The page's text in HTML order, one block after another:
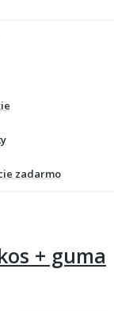
zadarmo
+ guma